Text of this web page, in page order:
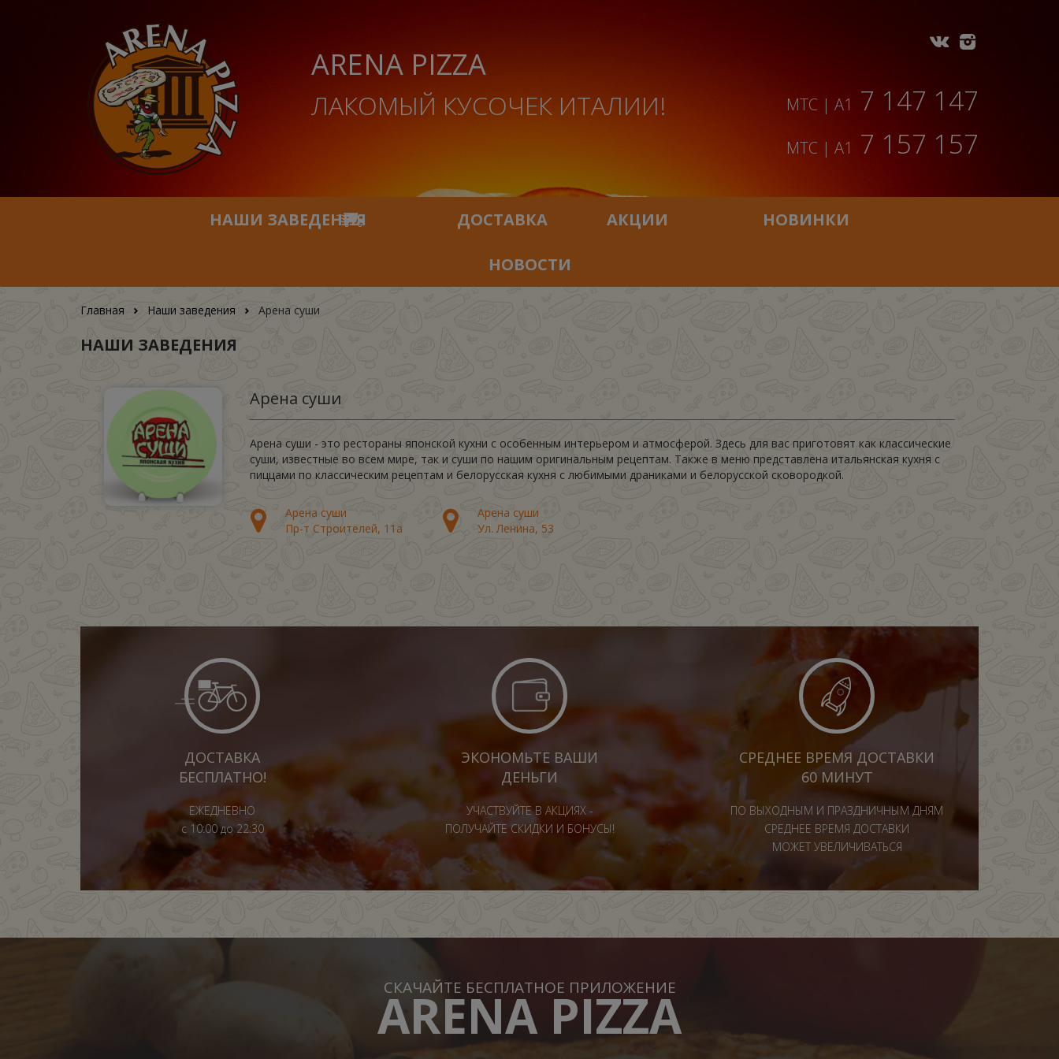
ARENA PIZZA
ЛАКОМЫЙ КУСОЧЕК ИТАЛИИ! МТС | A1 7 147 147
МТС | A1 7 157 157
НАШИ ЗАВЕДЕНИЯ ДОСТАВКА АКЦИИ НОВИНКИ
НОВОСТИ
Главная Наши заведения Арена суши
НАШИ ЗАВЕДЕНИЯ
Арена суши
Арена суши - это рестораны японской кухни с особенным интерьером и атмосферой. Здесь для вас приготовят как классические
суши, известные во всем мире, так и суши по нашим оригинальным рецептам. Также в меню представлена итальянская кухня с
пиццами по классическим рецептам и белорусская кухня с любимыми драниками и белорусской сковородкой.
Арена суши
Пр-т Строителей, 11а
Арена суши
Ул. Ленина, 53
ДОСТАВКА
БЕСПЛАТНО!
ЕЖЕДНЕВНО
с 10:00 до 22:30
ЭКОНОМЬТЕ ВАШИ
ДЕНЬГИ
УЧАСТВУЙТЕ В АКЦИЯХ -
ПОЛУЧАЙТЕ СКИДКИ И БОНУСЫ!
СРЕДНЕЕ ВРЕМЯ ДОСТАВКИ
60 МИНУТ
ПО ВЫХОДНЫМ И ПРАЗДНИЧНЫМ ДНЯМ
СРЕДНЕЕ ВРЕМЯ ДОСТАВКИ
МОЖЕТ УВЕЛИЧИВАТЬСЯ
СКАЧАЙТЕ БЕСПЛАТНОЕ ПРИЛОЖЕНИЕ
ARENA PIZZA